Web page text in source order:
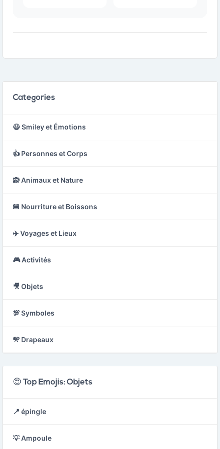
Categories
😃 Smiley et Émotions
👍 Personnes et Corps
🙉 Animaux et Nature
🍔 Nourriture et Boissons
✈️ Voyages et Lieux
🎮 Activités
🎥 Objets
💯 Symboles
🎌 Drapeaux
😍 Top Emojis: Objets
📍 épingle
💡 Ampoule